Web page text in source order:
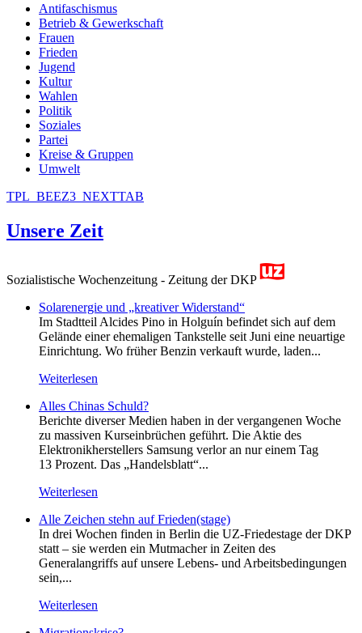
Antifaschismus
Betrieb & Gewerkschaft
Frauen
Frieden
Jugend
Kultur
Wahlen
Politik
Soziales
Partei
Kreise & Gruppen
Umwelt
TPL_BEEZ3_NEXTTAB
Unsere Zeit
Sozialistische Wochenzeitung - Zeitung der DKP
Solarenergie und „kreativer Widerstand“
Im Stadtteil Alcides Pino in Holguín befindet sich auf dem
Gelände einer ehemaligen Tankstelle seit Juni eine neuartige
Einrichtung. Wo früher Benzin verkauft wurde, laden...
Weiterlesen
Alles Chinas Schuld?
Berichte diverser Medien haben in der vergangenen Woche
zu massiven Kurseinbrüchen geführt. Die Aktie des
Elektronikherstellers Samsung verlor an nur einem Tag
13 Prozent. Das „Handelsblatt“...
Weiterlesen
Alle Zeichen stehn auf Frieden(stage)
In drei Wochen finden in Berlin die UZ-Friedestage der DKP
statt – sie werden ein Mutmacher in Zeiten des
Generalangriffs auf unsere Lebens- und Arbeitsbedingungen
sein,...
Weiterlesen